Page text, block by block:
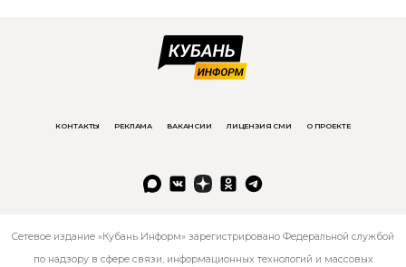
КОНТАКТЫ РЕКЛАМА ВАКАНСИИ ЛИЦЕНЗИЯ СМИ О ПРОЕКТЕ
Сетевое издание «Кубань Информ» зарегистрировано Федеральной службой
по надзору в сфере связи, информационных технологий и массовых